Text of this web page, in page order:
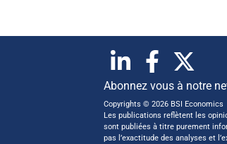
Abonnez vous à notre
Copyrights © 2026 BSI Economics
Les publications reflètent les
sont publiées à titre purement
pas l’exactitude des analyses et